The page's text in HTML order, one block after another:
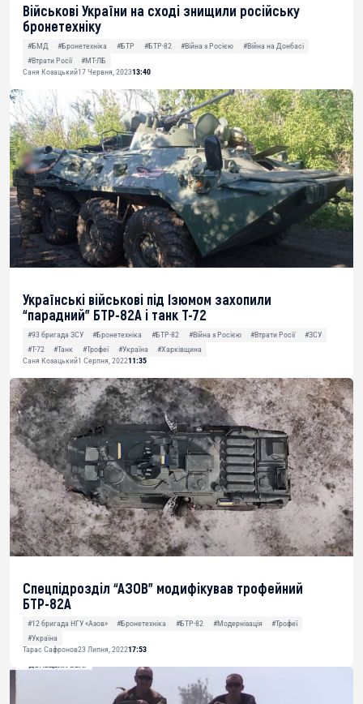
Військові України на сході знищили російську
бронетехніку
#БМД #Бронетехніка #БТР #БТР-82 #Війна з Росією
#Війна на Донбасі
#Втрати Росії
#МТ-ЛБ
Саня Козацький17 Червня, 202313:40
Українські військові під Ізюмом захопили
“парадний” БТР-82А і танк Т-72
#93 бригада ЗСУ #Бронетехніка #БТР-82 #Війна з Росією #Втрати Росії
#ЗСУ
#Т-72
#Танк #Трофеї #Україна
#Харківщина
Саня Козацький1 Серпня, 202211:35
Спецпідрозділ “АЗОВ” модифікував трофейний
БТР-82А
#12 бригада НГУ «Азов» #Бронетехніка #БТР-82 #Модернізація
#Трофеї
#Україна
Тарас Сафронов23 Липня, 202217:53